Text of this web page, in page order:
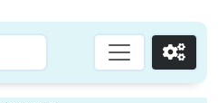
Go